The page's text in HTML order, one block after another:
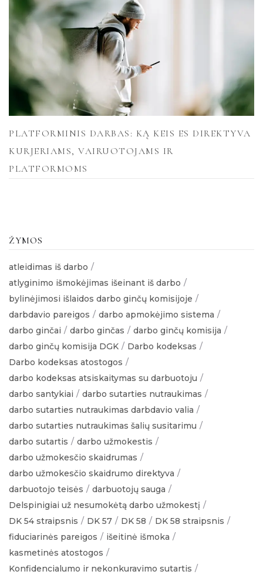
PLATFORMINIS DARBAS: KĄ KEIS ES DIREKTYVA
KURJERIAMS, VAIRUOTOJAMS IR
PLATFORMOMS
ŽYMOS
atleidimas iš darbo
atlyginimo išmokėjimas išeinant iš darbo
bylinėjimosi išlaidos darbo ginčų komisijoje
darbdavio pareigos
darbo apmokėjimo sistema
darbo ginčai
darbo ginčas
darbo ginčų komisija
darbo ginčų komisija DGK
Darbo kodeksas
Darbo kodeksas atostogos
darbo kodeksas atsiskaitymas su darbuotoju
darbo santykiai
darbo sutarties nutraukimas
darbo sutarties nutraukimas darbdavio valia
darbo sutarties nutraukimas šalių susitarimu
darbo sutartis
darbo užmokestis
darbo užmokesčio skaidrumas
darbo užmokesčio skaidrumo direktyva
darbuotojo teisės
darbuotojų sauga
Delspinigiai už nesumokėtą darbo užmokestį
DK 54 straipsnis
DK 57 DK 58
DK 58 straipsnis
fiduciarinės pareigos
išeitinė išmoka
kasmetinės atostogos
Konfidencialumo ir nekonkuravimo sutartis